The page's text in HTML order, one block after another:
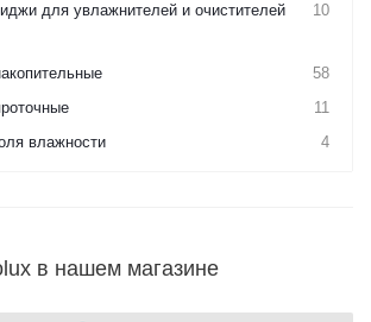
для увлажнителей и очистителей
10
58
11
влажности
4
в нашем магазине